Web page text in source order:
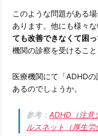
このような問題がある
あります。他にも様々
ても改善できなくて困っ
機関の診察を受けること
医療機関にて「ADHD
あるのでしょうか。
参考：ADHD（注意
ルスネット（厚生労